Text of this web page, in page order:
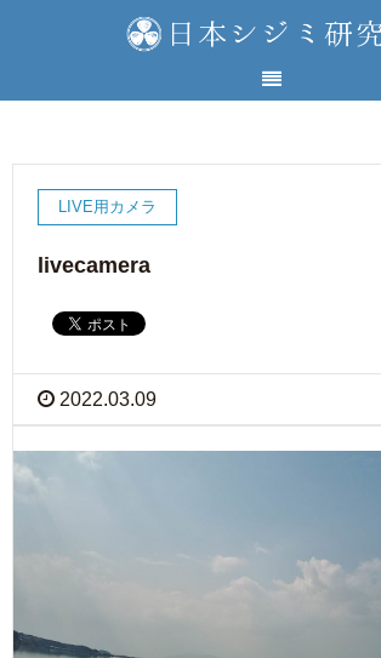
LIVE用カメラ
livecamera
2022.03.09